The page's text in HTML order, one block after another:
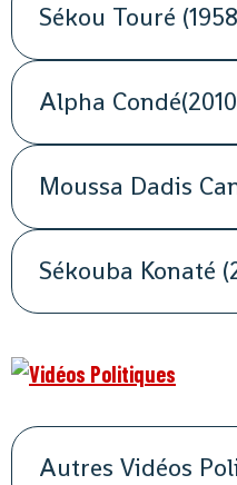
Sékou Touré
Alpha
Moussa Dadis
Sékouba Konaté
Autres Vidéos